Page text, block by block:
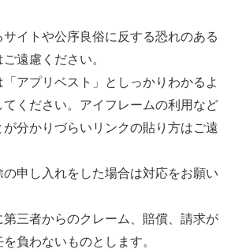
イトや公序良俗に反する恐れのある
遠慮ください。
アプリベスト」としっかりわかるよ
てください。アイフレームの利用など
分かりづらいリンクの貼り方はご遠
申し入れをした場合は対応をお願い
第三者からのクレーム、賠償、請求が
負わないものとします。